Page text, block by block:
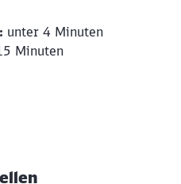
unter 4 Minuten
Minuten